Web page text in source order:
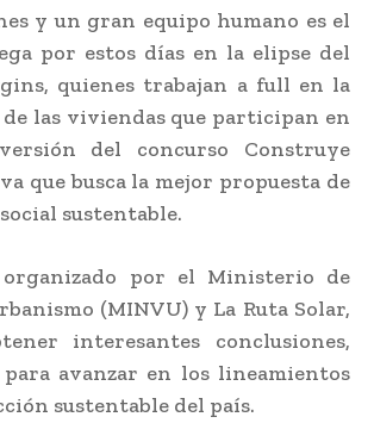
y un gran equipo humano es el
por estos días en la elipse del
quienes trabajan a full en la
las viviendas que participan en
del concurso Construye
que busca la mejor propuesta de
sustentable.
organizado por el Ministerio de
(MINVU) y La Ruta Solar,
interesantes conclusiones,
avanzar en los lineamientos
sustentable del país.